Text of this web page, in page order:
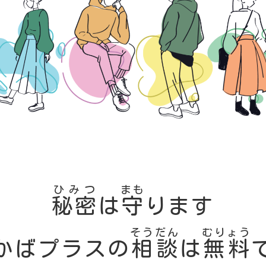
秘密
ひみつ
は守
まも
ります
ばプラスの相談
そうだん
は 無料
むりょう